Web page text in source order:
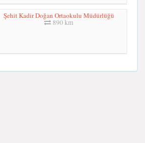
Şehit Kadir Doğan Ortaokulu Müdürlüğü
890 km